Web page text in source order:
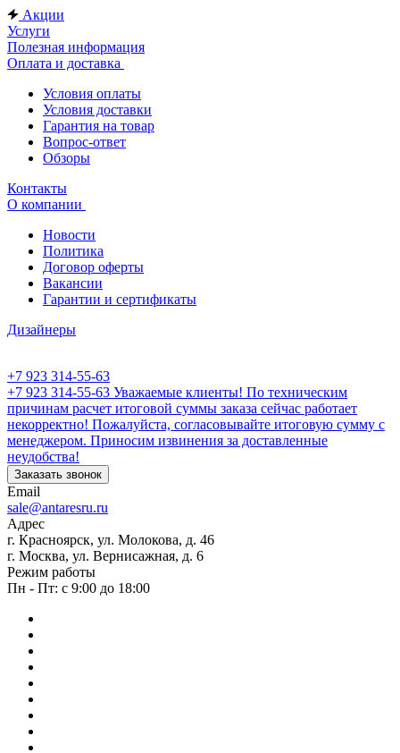
Акции
Услуги
Полезная информация
Оплата и доставка
Условия оплаты
Условия доставки
Гарантия на товар
Вопрос-ответ
Обзоры
Контакты
О компании
Новости
Политика
Договор оферты
Вакансии
Гарантии и сертификаты
Дизайнеры
+7 923 314-55-63
+7 923 314-55-63 Уважаемые клиенты! По техническим
причинам расчет итоговой суммы заказа сейчас работает
некорректно! Пожалуйста, согласовывайте итоговую сумму с
менеджером. Приносим извинения за доставленные
неудобства!
Заказать звонок
Email
sale@antaresru.ru
Адрес
г. Красноярск, ул. Молокова, д. 46
г. Москва, ул. Вернисажная, д. 6
Режим работы
Пн - Пт: с 9:00 до 18:00